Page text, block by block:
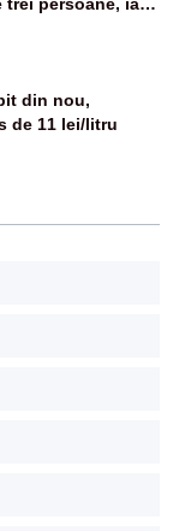
dificultate
din nou,
de 11 lei/litru